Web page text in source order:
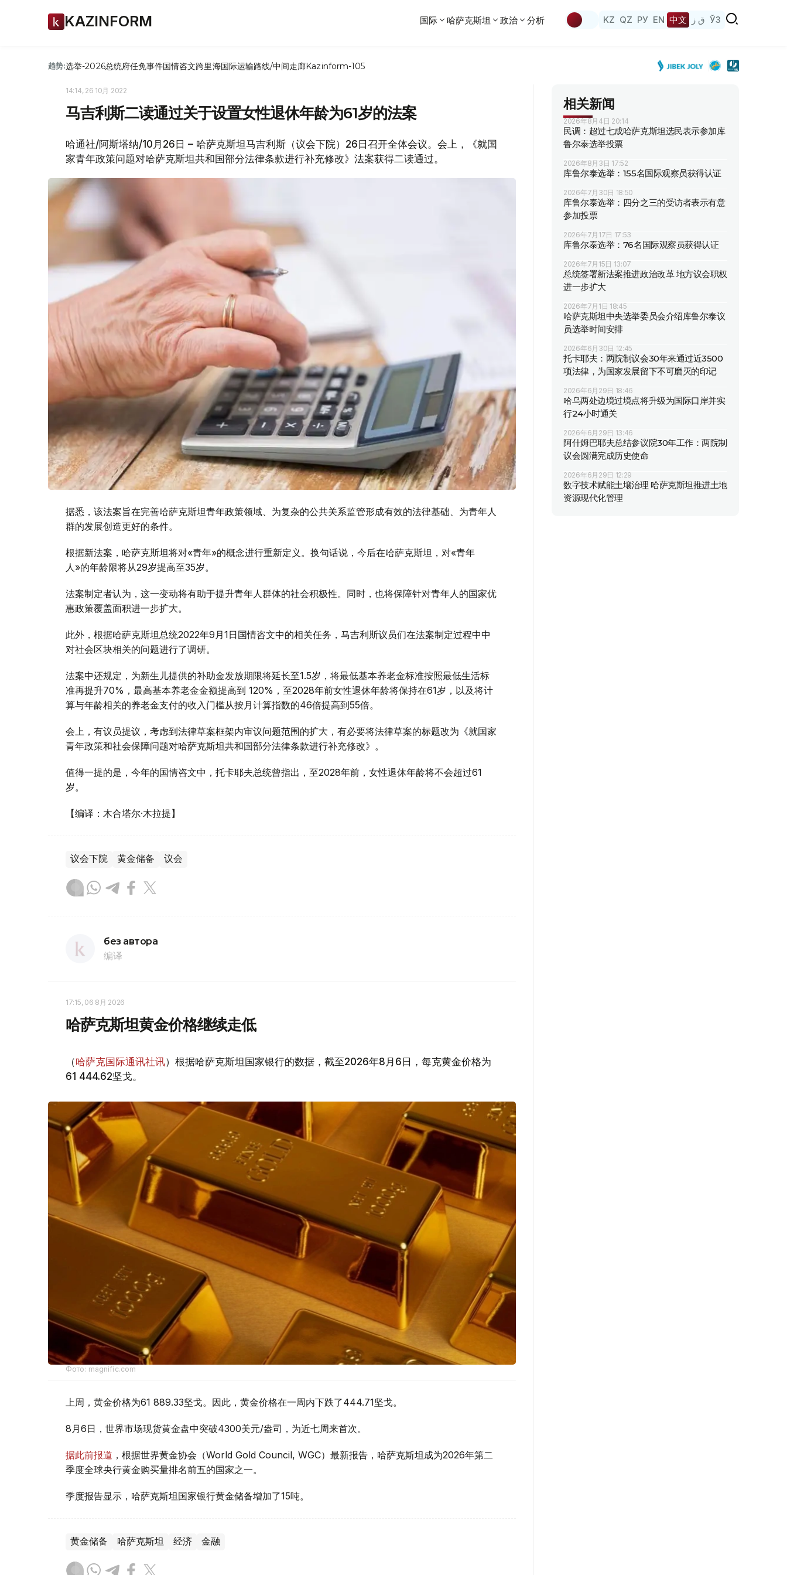
KAZINFORM 国际 哈萨克斯坦 政治 分析 KZ QZ РУ EN 中文 ق ز ЎЗ
趋势:选举-2026总统府任免事件国情咨文跨里海国际运输路线/中间走廊Kazinform-105
14:14, 26 10月 2022
马吉利斯二读通过关于设置女性退休年龄为61岁的法案
哈通社/阿斯塔纳/10月26日 – 哈萨克斯坦马吉利斯（议会下院）26日召开全体会议。会上，《就国
家青年政策问题对哈萨克斯坦共和国部分法律条款进行补充修改》法案获得二读通过。
据悉，该法案旨在完善哈萨克斯坦青年政策领域、为复杂的公共关系监管形成有效的法律基础、为青年人
群的发展创造更好的条件。
根据新法案，哈萨克斯坦将对«青年»的概念进行重新定义。换句话说，今后在哈萨克斯坦，对«青年
人»的年龄限将从29岁提高至35岁。
法案制定者认为，这一变动将有助于提升青年人群体的社会积极性。同时，也将保障针对青年人的国家优
惠政策覆盖面积进一步扩大。
此外，根据哈萨克斯坦总统2022年9月1日国情咨文中的相关任务，马吉利斯议员们在法案制定过程中中
对社会区块相关的问题进行了调研。
法案中还规定，为新生儿提供的补助金发放期限将延长至1.5岁，将最低基本养老金标准按照最低生活标
准再提升70%，最高基本养老金金额提高到 120%，至2028年前女性退休年龄将保持在61岁，以及将计
算与年龄相关的养老金支付的收入门槛从按月计算指数的46倍提高到55倍。
会上，有议员提议，考虑到法律草案框架内审议问题范围的扩大，有必要将法律草案的标题改为《就国家
青年政策和社会保障问题对哈萨克斯坦共和国部分法律条款进行补充修改》。
值得一提的是，今年的国情咨文中，托卡耶夫总统曾指出，至2028年前，女性退休年龄将不会超过61
岁。
【编译：木合塔尔·木拉提】
议会下院 黄金储备 议会
без автора
编译
17:15, 06 8月 2026
哈萨克斯坦黄金价格继续走低
（哈萨克国际通讯社讯）根据哈萨克斯坦国家银行的数据，截至2026年8月6日，每克黄金价格为
61 444.62坚戈。
Фото: magnific.com
上周，黄金价格为61 889.33坚戈。因此，黄金价格在一周内下跌了444.71坚戈。
8月6日，世界市场现货黄金盘中突破4300美元/盎司，为近七周来首次。
据此前报道 ，根据世界黄金协会（World Gold Council, WGC）最新报告，哈萨克斯坦成为2026年第二
季度全球央行黄金购买量排名前五的国家之一。
季度报告显示，哈萨克斯坦国家银行黄金储备增加了15吨。
黄金储备 哈萨克斯坦 经济 金融
相关新闻
2026年8月4日 20:14
民调：超过七成哈萨克斯坦选民表示参加库
鲁尔泰选举投票
2026年8月3日 17:52
库鲁尔泰选举：155名国际观察员获得认证
2026年7月30日 18:50
库鲁尔泰选举：四分之三的受访者表示有意
参加投票
2026年7月17日 17:53
库鲁尔泰选举：76名国际观察员获得认证
2026年7月15日 13:07
总统签署新法案推进政治改革 地方议会职权
进一步扩大
2026年7月1日 18:45
哈萨克斯坦中央选举委员会介绍库鲁尔泰议
员选举时间安排
2026年6月30日 12:45
托卡耶夫：两院制议会30年来通过近3500
项法律，为国家发展留下不可磨灭的印记
2026年6月29日 18:46
哈乌两处边境过境点将升级为国际口岸并实
行24小时通关
2026年6月29日 13:46
阿什姆巴耶夫总结参议院30年工作：两院制
议会圆满完成历史使命
2026年6月29日 12:29
数字技术赋能土壤治理 哈萨克斯坦推进土地
资源现代化管理